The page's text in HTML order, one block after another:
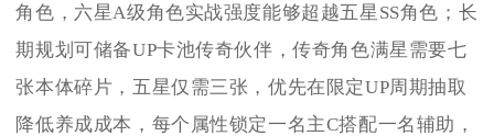
角色，六星A级角色实战强度能够超越五星SS角色；长
期规划可储备UP卡池传奇伙伴，传奇角色满星需要七
张本体碎片，五星仅需三张，优先在限定UP周期抽取
降低养成成本，每个属性锁定一名主C搭配一名辅助，